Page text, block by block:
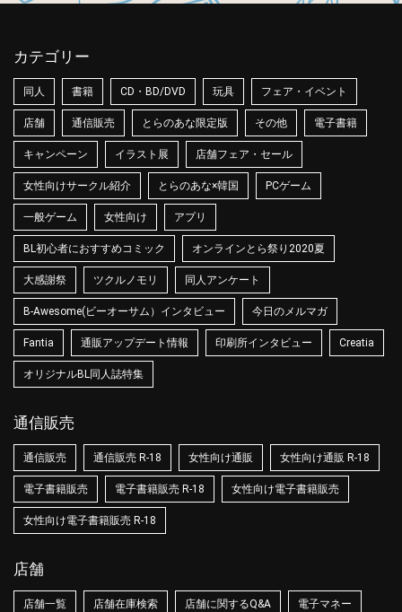
カテゴリー
同人 書籍 CD・BD/DVD 玩具 フェア・イベント
店舗 通信販売 とらのあな限定版 その他 電子書籍
キャンペーン イラスト展 店舗フェア・セール
女性向けサークル紹介 とらのあな×韓国 PCゲーム
一般ゲーム 女性向け アプリ
BL初心者におすすめコミック オンラインとら祭り2020夏
大感謝祭 ツクルノモリ 同人アンケート
B-Awesome(ビーオーサム）インタビュー 今日のメルマガ
Fantia 通販アップデート情報 印刷所インタビュー Creatia
オリジナルBL同人誌特集
通信販売
通信販売 通信販売 R-18 女性向け通販 女性向け通販 R-18
電子書籍販売 電子書籍販売 R-18 女性向け電子書籍販売
女性向け電子書籍販売 R-18
店舗
店舗一覧 店舗在庫検索 店舗に関するQ&A 電子マネー